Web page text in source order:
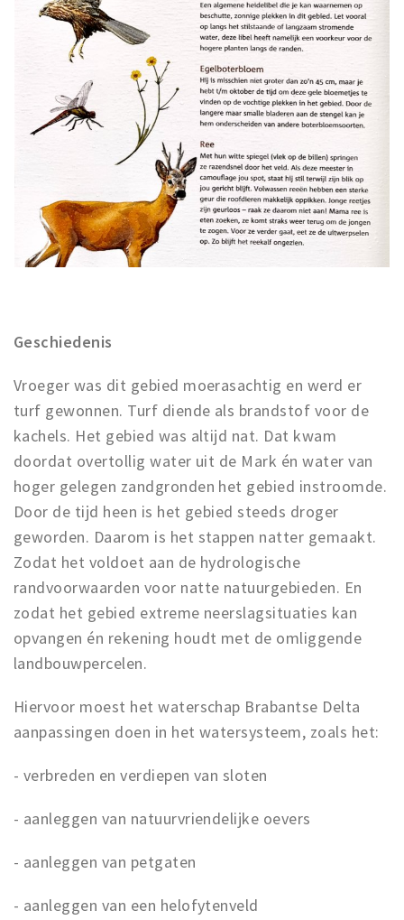
Geschiedenis
Vroeger was dit gebied moerasachtig en werd er
turf gewonnen. Turf diende als brandstof voor de
kachels. Het gebied was altijd nat. Dat kwam
doordat overtollig water uit de Mark én water van
hoger gelegen zandgronden het gebied instroomde.
Door de tijd heen is het gebied steeds droger
geworden. Daarom is het stappen natter gemaakt.
Zodat het voldoet aan de hydrologische
randvoorwaarden voor natte natuurgebieden. En
zodat het gebied extreme neerslagsituaties kan
opvangen én rekening houdt met de omliggende
landbouwpercelen.
Hiervoor moest het waterschap Brabantse Delta
aanpassingen doen in het watersysteem, zoals het:
- verbreden en verdiepen van sloten
- aanleggen van natuurvriendelijke oevers
- aanleggen van petgaten
- aanleggen van een helofytenveld